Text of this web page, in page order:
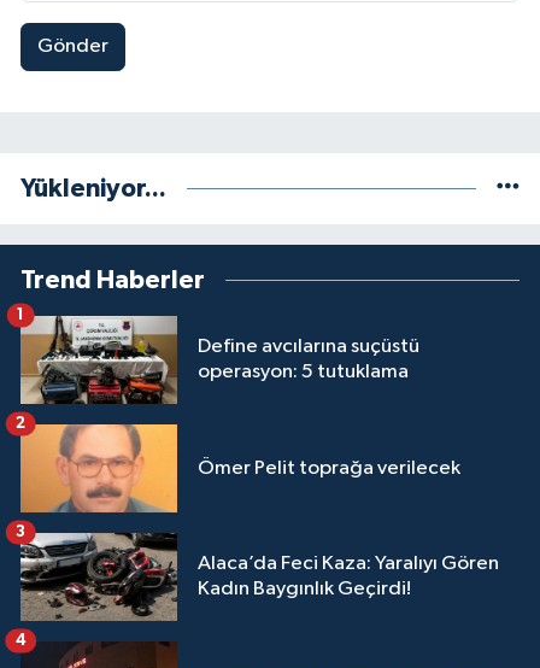
Gönder
Yükleniyor...
Trend Haberler
Define avcılarına suçüstü
operasyon: 5 tutuklama
1
Ömer Pelit toprağa verilecek
2
Alaca’da Feci Kaza: Yaralıyı Gören
Kadın Baygınlık Geçirdi!
3
4